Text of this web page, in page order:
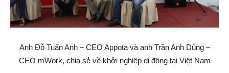
Anh Đỗ Tuấn Anh – CEO Appota và anh Trần Anh Dũng –
CEO mWork, chia sẻ về khởi nghiệp di động tại Việt Nam